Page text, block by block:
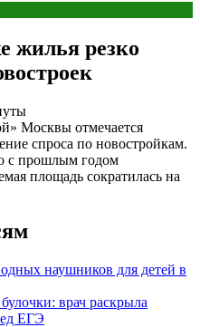
жилья резко
Москвы отмечается
спроса по новостройкам.
с прошлым годом
площадь сократилась на
наушников для детей в
врач раскрыла
ЕГЭ